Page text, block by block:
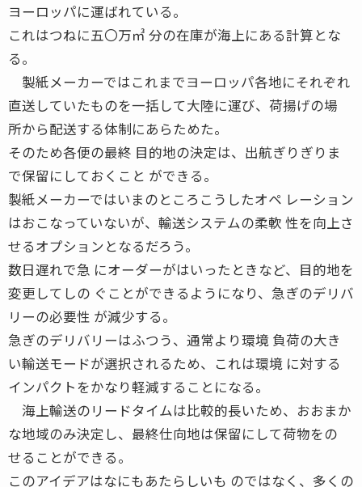
ヨーロッパに運ばれている。
これはつねに五〇万㎥ 分の在庫が海上にある計算とな
る。
製紙メーカーではこれまでヨーロッパ各地にそれぞれ
直送していたものを一括して大陸に運び、荷揚げの場
所から配送する体制にあらためた。
そのため各便の最終 目的地の決定は、出航ぎりぎりま
で保留にしておくこと ができる。
製紙メーカーではいまのところこうしたオペ レーション
はおこなっていないが、輸送システムの柔軟 性を向上さ
せるオプションとなるだろう。
数日遅れで急 にオーダーがはいったときなど、目的地を
変更してしの ぐことができるようになり、急ぎのデリバ
リーの必要性 が減少する。
急ぎのデリバリーはふつう、通常より環境 負荷の大き
い輸送モードが選択されるため、これは環境 に対する
インパクトをかなり軽減することになる。
海上輸送のリードタイムは比較的長いため、おおまか
な地域のみ決定し、最終仕向地は保留にして荷物をの
せることができる。
このアイデアはなにもあたらしいも のではなく、多くの